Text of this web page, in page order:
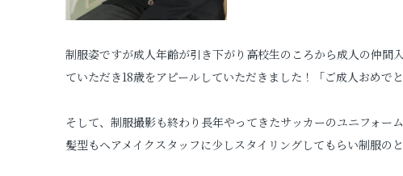
制服姿ですが成人年齢が引き下がり高校生のころから成人の仲間
ていただき18歳をアピールしていただきました！「ご成人おめで
そして、制服撮影も終わり長年やってきたサッカーのユニフォー
髪型もヘアメイクスタッフに少しスタイリングしてもらい制服の